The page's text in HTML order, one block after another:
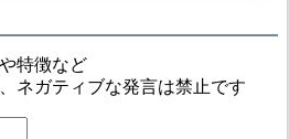
特徴など
ネガティブな発言は禁止です